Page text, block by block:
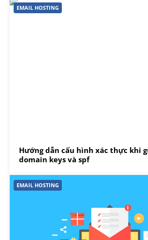
EMAIL HOSTING
Hướng dẫn cấu hình xác thực khi
domain keys và spf
EMAIL HOSTING